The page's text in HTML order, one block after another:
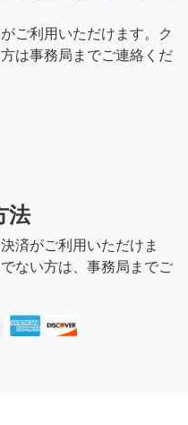
ご利用いただけます。ク
は事務局までご連絡くだ
法
済がご利用いただけま
ない方は、事務局までご